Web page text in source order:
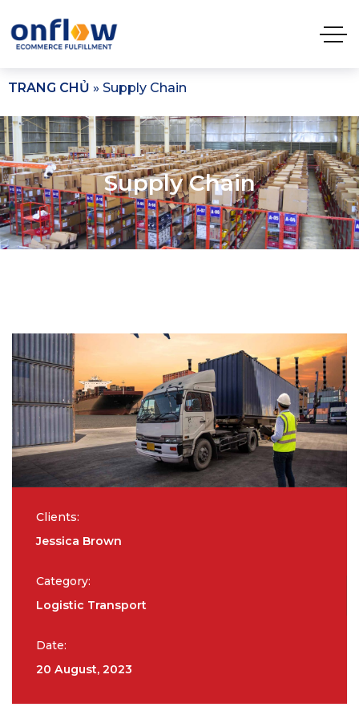
TRANG CHỦ » Supply Chain
Supply Chain
Clients:
Jessica Brown
Category:
Logistic Transport
Date:
20 August, 2023